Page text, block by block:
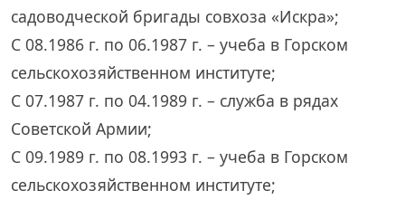
садоводческой бригады совхоза «Искра»;
С 08.1986 г. по 06.1987 г. – учеба в Горском
сельскохозяйственном институте;
С 07.1987 г. по 04.1989 г. – служба в рядах
Советской Армии;
С 09.1989 г. по 08.1993 г. – учеба в Горском
сельскохозяйственном институте;